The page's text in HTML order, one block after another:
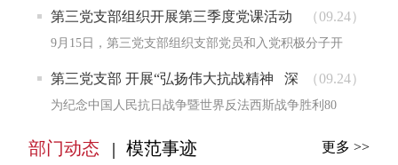
作，这是夯实公司基层党建根基、全面提升支部标准
化规范化...
第三党支部组织开展第三季度党课活动 （09.24）
9月15日，第三党支部组织支部党员和入党积极分子开
展第三季度党课活动，支部副书记户国伟以“强化党性
修养，...
第三党支部 开展“弘扬伟大抗战精神 深
刻汲取奋进力量” 主题党日活动
（09.24）
为纪念中国人民抗日战争暨世界反法西斯战争胜利80
精神深刻...
部门动态 模范事迹 更多 >>